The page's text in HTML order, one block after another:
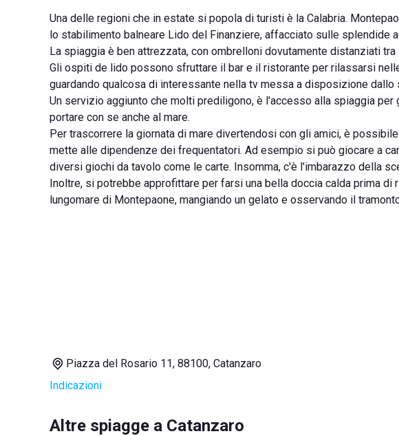
Una delle regioni che in estate si popola di turisti è la Calabria.
lo stabilimento balneare Lido del Finanziere, affacciato sulle splendide
La spiaggia è ben attrezzata, con ombrelloni dovutamente distanziati
Gli ospiti de lido possono sfruttare il bar e il ristorante per rilassarsi
guardando qualcosa di interessante nella tv messa a disposizione dallo
Un servizio aggiunto che molti prediligono, è l'accesso alla spiaggia
portare con se anche al mare.
Per trascorrere la giornata di mare divertendosi con gli amici, è
mette alle dipendenze dei frequentatori. Ad esempio si può giocare a
diversi giochi da tavolo come le carte. Insomma, c'è l'imbarazzo della
Inoltre, si potrebbe approfittare per farsi una bella doccia calda prima
lungomare di Montepaone, mangiando un gelato e osservando il
Piazza del Rosario 11, 88100, Catanzaro
Indicazioni
Altre spiagge a Catanzaro